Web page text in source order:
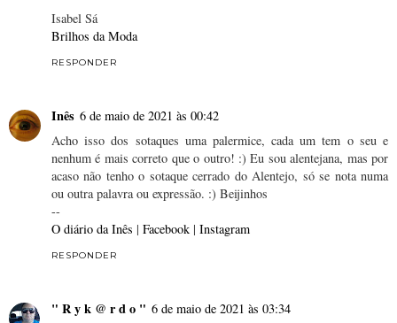
Isabel Sá
Brilhos da Moda
RESPONDER
Inês 6 de maio de 2021 às 00:42
Acho isso dos sotaques uma palermice, cada um tem o seu e
nenhum é mais correto que o outro! :) Eu sou alentejana, mas por
acaso não tenho o sotaque cerrado do Alentejo, só se nota numa
ou outra palavra ou expressão. :) Beijinhos
--
O diário da Inês | Facebook | Instagram
RESPONDER
" R y k @ r d o " 6 de maio de 2021 às 03:34